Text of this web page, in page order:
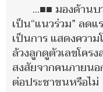
...■■ มองด้าน
เป็น“แนวร่วม” ลดแ
เป็นการ แสดงควา
ล้วงลูกดูตัวเลขโคร
สงสัยจากคนภายนอ
ต่อประชาชนหรือไม่